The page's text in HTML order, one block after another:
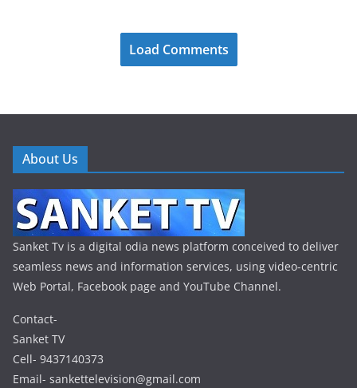
Load Comments
About Us
Sanket Tv is a digital odia news platform conceived to deliver
seamless news and information services, using video-centric
Web Portal, Facebook page and YouTube Channel.
Contact-
Sanket TV
Cell- 9437140373
Email- sankettelevision@gmail.com